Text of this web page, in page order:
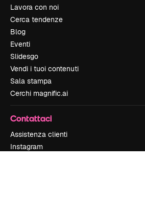
Lavora con noi
Cerca tendenze
Blog
Eventi
Slidesgo
Vendi i tuoi contenuti
Sala stampa
Cerchi magnific.ai
Contattaci
Assistenza clienti
Instagram